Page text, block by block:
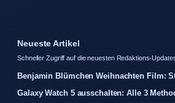
Neueste Artikel
Schneller Zugriff auf die neuesten Redaktions-
Benjamin Blümchen Weihnachten Film:
Galaxy Watch 5 ausschalten: Alle 3